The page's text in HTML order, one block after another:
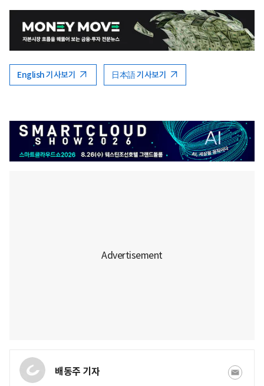
English 기사보기 日本語 기사보기
배동주 기자